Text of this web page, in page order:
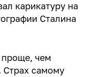
карикатуру на
Сталина
проще, чем
Страх самому